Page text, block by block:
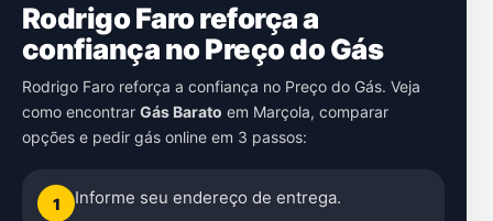
Rodrigo Faro reforça a
confiança no Preço do Gás
Rodrigo Faro reforça a confiança no Preço do Gás. Veja
como encontrar Gás Barato em Marçola, comparar
opções e pedir gás online em 3 passos:
1 Informe seu endereço de entrega.